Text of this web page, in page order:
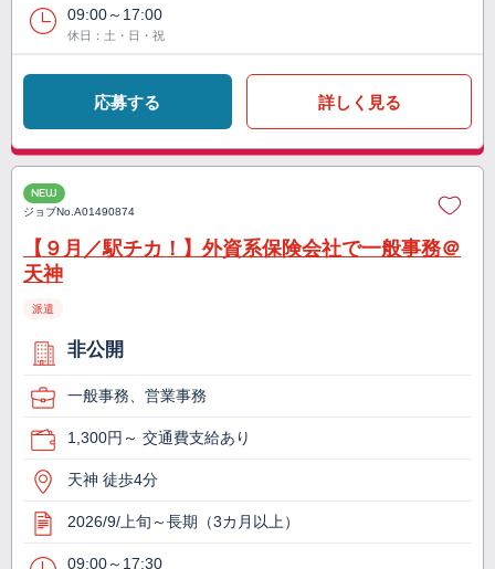
09:00～17:00
休日：土・日・祝
応募する 詳しく見る
NEW
ジョブNo.A01490874
【９月／駅チカ！】外資系保険会社で一般事務＠
天神
派遣
非公開
一般事務、営業事務
1,300円～ 交通費支給あり
天神 徒歩4分
2026/9/上旬～長期（3カ月以上）
09:00～17:30